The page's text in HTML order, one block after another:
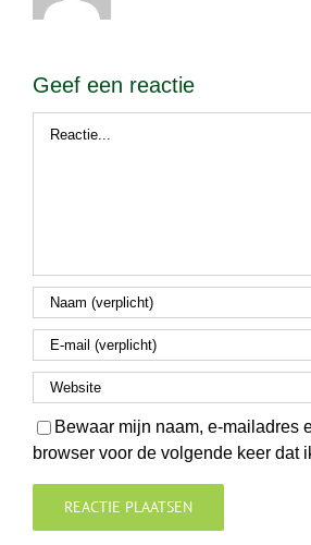
Geef een reactie
Bewaar mijn naam, e-mailadres
browser voor de volgende keer dat